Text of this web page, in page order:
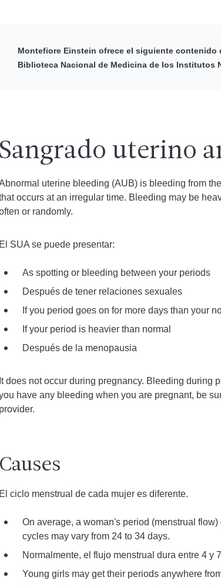
Montefiore Einstein ofrece el siguiente contenido
Biblioteca Nacional de Medicina de los Institutos
Sangrado uterino
uterine bleeding (AUB) is bleeding from
occurs at an irregular time. Bleeding may be
or randomly.
El SUA se puede presentar:
As spotting or bleeding between your periods
Después de tener relaciones sexuales
If you period goes on for more days than your
If your period is heavier than normal
Después de la menopausia
It does not occur during pregnancy. Bleeding during
have any bleeding when you are pregnant, be
provider.
Causes
El ciclo menstrual de cada mujer es diferente.
On average, a woman's period (menstrual
cycles may vary from 24 to 34 days.
Normalmente, el flujo menstrual dura entre 4 y
Young girls may get their periods anywhere